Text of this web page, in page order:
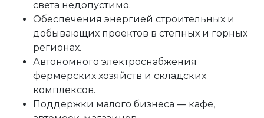
света недопустимо.
Обеспечения энергией строительных и
добывающих проектов в степных и горных
регионах.
Автономного электроснабжения
фермерских хозяйств и складских
комплексов.
Поддержки малого бизнеса — кафе,